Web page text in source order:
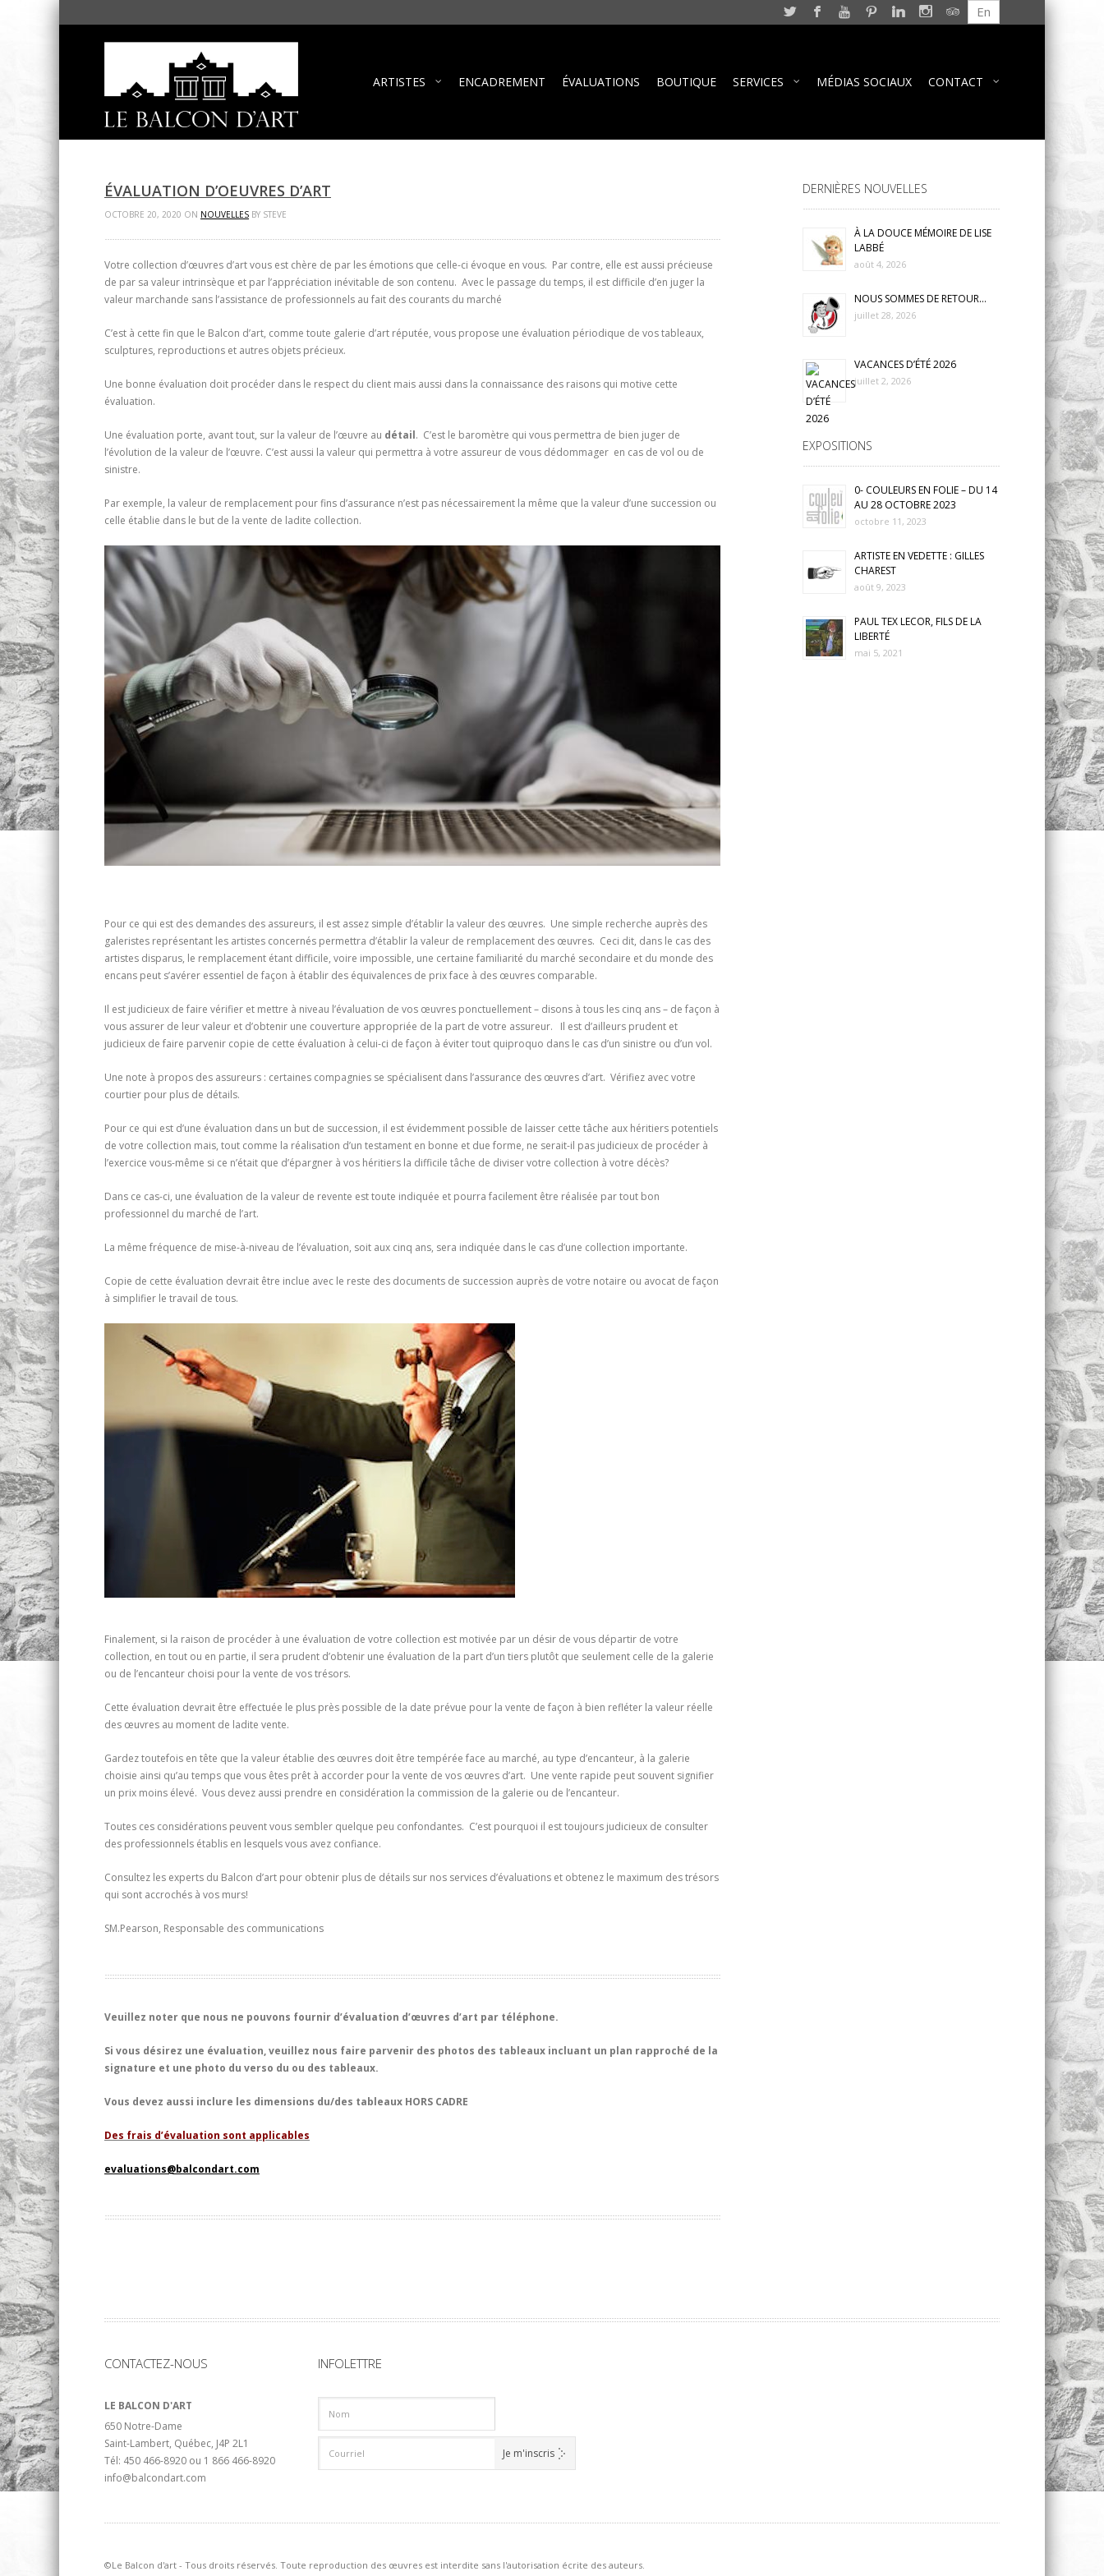
En
ARTISTES ENCADREMENT ÉVALUATIONS BOUTIQUE SERVICES MÉDIAS SOCIAUX CONTACT
ÉVALUATION D’OEUVRES D’ART
OCTOBRE 20, 2020 ON NOUVELLES BY STEVE
Votre collection d’œuvres d’art vous est chère de par les émotions que celle-ci évoque en vous. Par contre, elle est aussi précieuse
de par sa valeur intrinsèque et par l’appréciation inévitable de son contenu. Avec le passage du temps, il est difficile d’en juger la
valeur marchande sans l’assistance de professionnels au fait des courants du marché
C’est à cette fin que le Balcon d’art, comme toute galerie d’art réputée, vous propose une évaluation périodique de vos tableaux,
sculptures, reproductions et autres objets précieux.
Une bonne évaluation doit procéder dans le respect du client mais aussi dans la connaissance des raisons qui motive cette
évaluation.
Une évaluation porte, avant tout, sur la valeur de l’œuvre au détail. C’est le baromètre qui vous permettra de bien juger de
l’évolution de la valeur de l’œuvre. C’est aussi la valeur qui permettra à votre assureur de vous dédommager en cas de vol ou de
sinistre.
Par exemple, la valeur de remplacement pour fins d’assurance n’est pas nécessairement la même que la valeur d’une succession ou
celle établie dans le but de la vente de ladite collection.
Pour ce qui est des demandes des assureurs, il est assez simple d’établir la valeur des œuvres. Une simple recherche auprès des
galeristes représentant les artistes concernés permettra d’établir la valeur de remplacement des œuvres. Ceci dit, dans le cas des
artistes disparus, le remplacement étant difficile, voire impossible, une certaine familiarité du marché secondaire et du monde des
encans peut s’avérer essentiel de façon à établir des équivalences de prix face à des œuvres comparable.
Il est judicieux de faire vérifier et mettre à niveau l’évaluation de vos œuvres ponctuellement – disons à tous les cinq ans – de façon à
vous assurer de leur valeur et d’obtenir une couverture appropriée de la part de votre assureur. Il est d’ailleurs prudent et
judicieux de faire parvenir copie de cette évaluation à celui-ci de façon à éviter tout quiproquo dans le cas d’un sinistre ou d’un vol.
Une note à propos des assureurs : certaines compagnies se spécialisent dans l’assurance des œuvres d’art. Vérifiez avec votre
courtier pour plus de détails.
Pour ce qui est d’une évaluation dans un but de succession, il est évidemment possible de laisser cette tâche aux héritiers potentiels
de votre collection mais, tout comme la réalisation d’un testament en bonne et due forme, ne serait-il pas judicieux de procéder à
l’exercice vous-même si ce n’était que d’épargner à vos héritiers la difficile tâche de diviser votre collection à votre décès?
Dans ce cas-ci, une évaluation de la valeur de revente est toute indiquée et pourra facilement être réalisée par tout bon
professionnel du marché de l’art.
La même fréquence de mise-à-niveau de l’évaluation, soit aux cinq ans, sera indiquée dans le cas d’une collection importante.
Copie de cette évaluation devrait être inclue avec le reste des documents de succession auprès de votre notaire ou avocat de façon
à simplifier le travail de tous.
Finalement, si la raison de procéder à une évaluation de votre collection est motivée par un désir de vous départir de votre
collection, en tout ou en partie, il sera prudent d’obtenir une évaluation de la part d’un tiers plutôt que seulement celle de la galerie
ou de l’encanteur choisi pour la vente de vos trésors.
Cette évaluation devrait être effectuée le plus près possible de la date prévue pour la vente de façon à bien refléter la valeur réelle
des œuvres au moment de ladite vente.
Gardez toutefois en tête que la valeur établie des œuvres doit être tempérée face au marché, au type d’encanteur, à la galerie
choisie ainsi qu’au temps que vous êtes prêt à accorder pour la vente de vos œuvres d’art. Une vente rapide peut souvent signifier
un prix moins élevé. Vous devez aussi prendre en considération la commission de la galerie ou de l’encanteur.
Toutes ces considérations peuvent vous sembler quelque peu confondantes. C’est pourquoi il est toujours judicieux de consulter
des professionnels établis en lesquels vous avez confiance.
Consultez les experts du Balcon d’art pour obtenir plus de détails sur nos services d’évaluations et obtenez le maximum des trésors
qui sont accrochés à vos murs!
SM.Pearson, Responsable des communications
Veuillez noter que nous ne pouvons fournir d’évaluation d’œuvres d’art par téléphone.
Si vous désirez une évaluation, veuillez nous faire parvenir des photos des tableaux incluant un plan rapproché de la
signature et une photo du verso du ou des tableaux.
Vous devez aussi inclure les dimensions du/des tableaux HORS CADRE
Des frais d’évaluation sont applicables
evaluations@balcondart.com
DERNIÈRES NOUVELLES
À LA DOUCE MÉMOIRE DE LISE
LABBÉ
août 4, 2026
NOUS SOMMES DE RETOUR…
juillet 28, 2026
VACANCES D’ÉTÉ 2026
juillet 2, 2026
EXPOSITIONS
0- COULEURS EN FOLIE – DU 14
AU 28 OCTOBRE 2023
octobre 11, 2023
ARTISTE EN VEDETTE : GILLES
CHAREST
août 9, 2023
PAUL TEX LECOR, FILS DE LA
LIBERTÉ
mai 5, 2021
CONTACTEZ-NOUS
LE BALCON D'ART
650 Notre-Dame
Saint-Lambert, Québec, J4P 2L1
Tél: 450 466-8920 ou 1 866 466-8920
info@balcondart.com
INFOLETTRE
©Le Balcon d'art - Tous droits réservés. Toute reproduction des œuvres est interdite sans l'autorisation écrite des auteurs.